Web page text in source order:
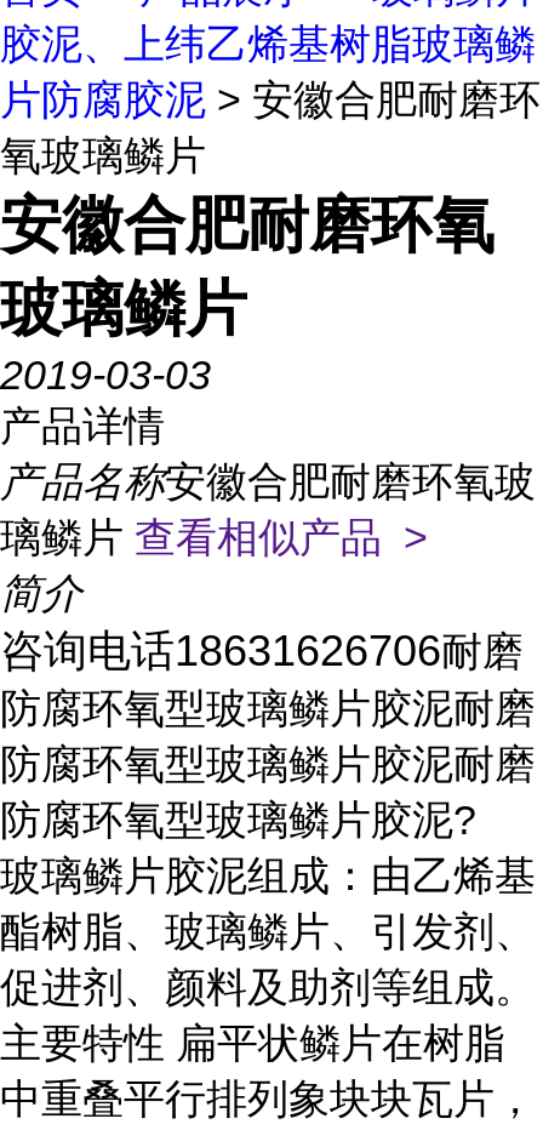
胶泥、上纬乙烯基树脂玻璃鳞
片防腐胶泥 > 安徽合肥耐磨环
氧玻璃鳞片
安徽合肥耐磨环氧
玻璃鳞片
2019-03-03
产品详情
产品名称安徽合肥耐磨环氧玻
璃鳞片 查看相似产品 >
简介
咨询电话18631626706耐磨
防腐环氧型玻璃鳞片胶泥耐磨
防腐环氧型玻璃鳞片胶泥耐磨
防腐环氧型玻璃鳞片胶泥?
玻璃鳞片胶泥组成：由乙烯基
酯树脂、玻璃鳞片、引发剂、
促进剂、颜料及助剂等组成。
主要特性 扁平状鳞片在树脂
中重叠平行排列象块块瓦片，